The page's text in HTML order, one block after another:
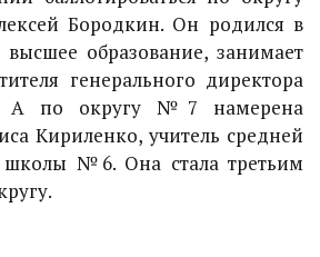
Бородкин. Он родился в
высшее образование, занимает
генерального директора
А по округу №7 намерена
Кириленко, учитель средней
школы №6. Она стала третьим